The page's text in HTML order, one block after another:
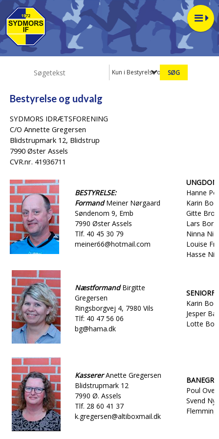
Kun i Bestyrelse og udvalg
Bestyrelse og udvalg
SYDMORS IDRÆTSFORENING
C/O Annette Gregersen
Blidstrupmark 12, Blidstrup
7990 Øster Assels
CVR.nr. 41936711
BESTYRELSE:
Formand Meiner Nørgaard
Søndenom 9, Emb
7990 Øster Assels
Tlf. 40 45 30 79
meiner66@hotmail.com
Hanne
Karin
Gitte
Lars
Ninna
Louise
Hasse
NæstformandBirgitte
Gregersen
Ringsborgvej 4, 7980 Vils
Tlf: 40 47 56 06
bg@hama.dk
Karin
Jesper
Lotte
Kasserer Anette Gregersen
Blidstrupmark 12
7990 Ø. Assels
Tlf. 28 60 41 37
k.gregersen@altiboxmail.dk
Poul
Svend